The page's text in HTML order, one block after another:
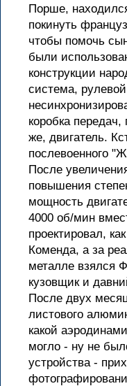
Порше,
покинуть
чтобы помочь
были
конструкции
система,
коробка передач,
же, двигатель.
послевоенного
После
повышения
мощность
4000 об/мин
проектировал,
Коменда, а за
металле взялся
кузовщик и
После двух
листового
какой
могло - ну не
устройства -